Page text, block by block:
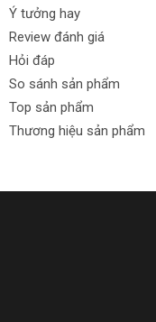
Ý tưởng hay
Review đánh giá
Hỏi đáp
So sánh sản phẩm
Top sản phẩm
Thương hiệu sản phẩm